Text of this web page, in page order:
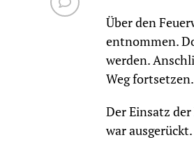
Über den
entnommen.
werden.
Weg fortsetzen.
Der Einsatz
war ausgerückt.